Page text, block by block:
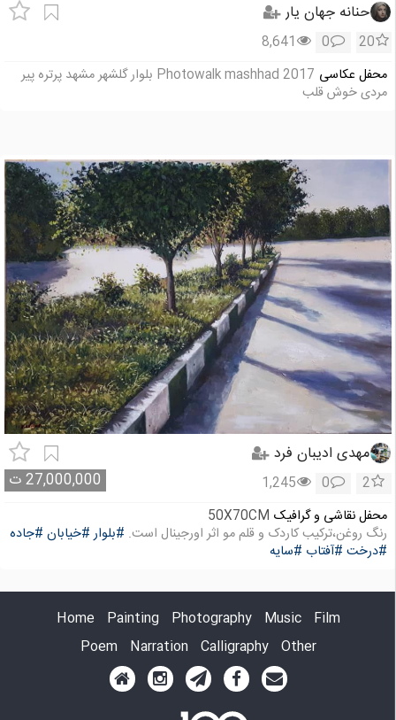
حنانه جهان یار
20
0
8,641
محفل عکاسی
Photowalk mashhad 2017 بلوار گلشهر مشهد پرتره پیر
مردی خوش قلب
مهدی ادیبان فرد
27,000,000ت 2
0
1,245
محفل نقاشی و گرافیک 50X70CM
رنگ روغن،ترکیب کاردک و قلم مو اثر اورجینال است. #بلوار #خیابان #جاده
#درخت #آفتاب #سایه
Home Painting Photography Music
Film
Poem
Narration Calligraphy Other